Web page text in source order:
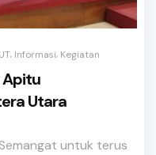
, Informasi, Kegiatan
Apitu
Utara
untuk terus